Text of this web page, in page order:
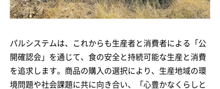
パルシステムは、これからも生産者と消費者による「公
開確認会」を通じて、食の安全と持続可能な生産と消費
を追求します。商品の購入の選択により、生産地域の環
境問題や社会課題に共に向き合い、「心豊かなくらしと